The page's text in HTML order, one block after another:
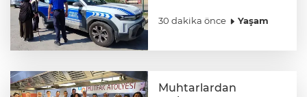
30 dakika önce Yaşam
Muhtarlardan